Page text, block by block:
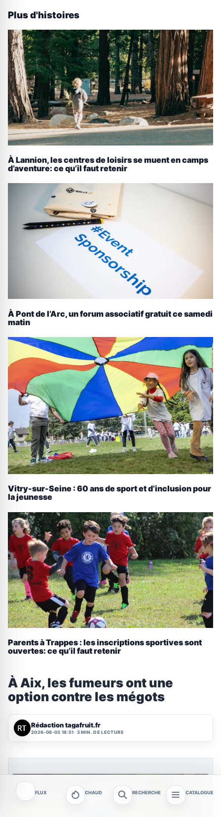
Plus d'histoires
À Lannion, les centres de loisirs se muent en camps
d’aventure: ce qu’il faut retenir
À Pont de l’Arc, un forum associatif gratuit ce samedi
matin
Vitry-sur-Seine : 60 ans de sport et d’inclusion pour
la jeunesse
Parents à Trappes : les inscriptions sportives sont
ouvertes: ce qu’il faut retenir
À Aix, les fumeurs ont une
option contre les mégots
Rédaction tagafruit.fr
2026-08-03 18:51 3 MIN. DE LECTURE
FLUX CHAUD RECHERCHE CATALOGUE